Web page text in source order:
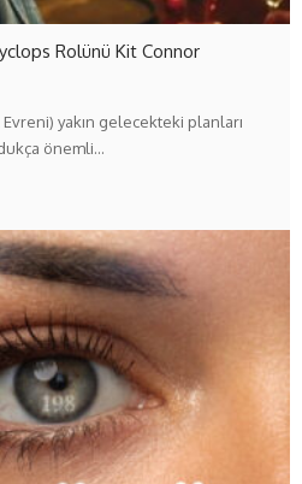
Rolünü Kit Connor
yakın gelecekteki planları
önemli…